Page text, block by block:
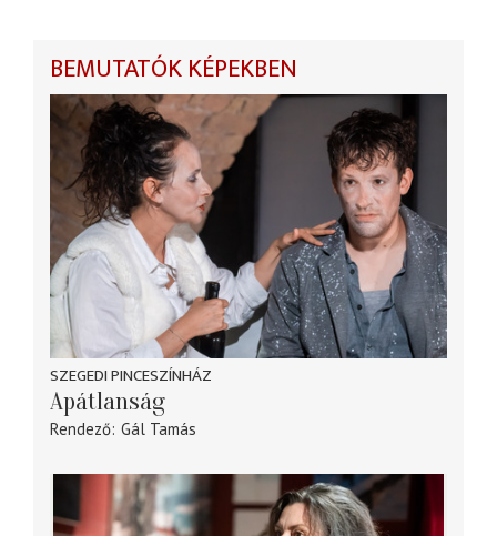
BEMUTATÓK KÉPEKBEN
SZEGEDI PINCESZÍNHÁZ
Apátlanság
Rendező Gál Tamás